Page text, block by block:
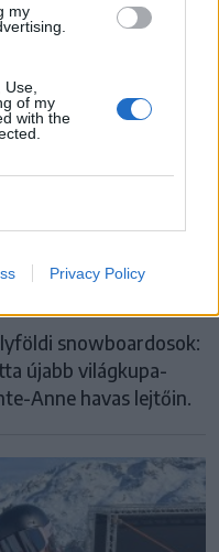
my
of my
with the
Privacy Policy
lányok
snowboardosok:
újabb világkupa-
Anne havas lejtőin.